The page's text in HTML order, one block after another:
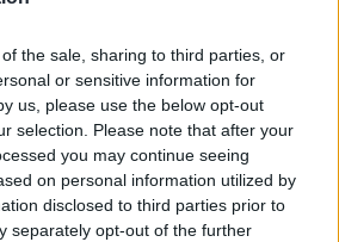
the sale, sharing to third parties, or
or sensitive information for
us, please use the below opt-out
selection. Please note that after your
you may continue seeing
on personal information utilized by
disclosed to third parties prior to
separately opt-out of the further